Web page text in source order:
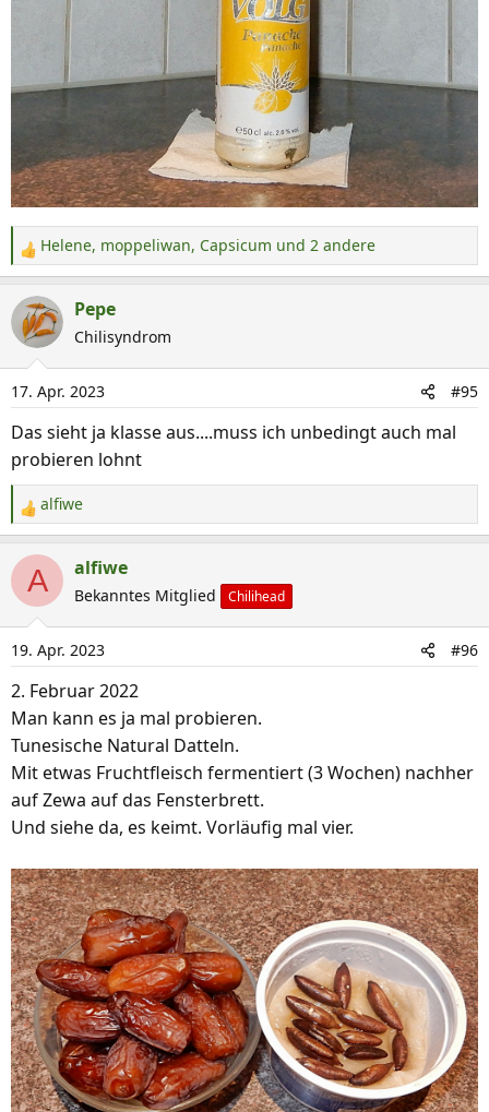
R
e
a
k
i
o
n
n
Helene, moppeliwan, Capsicum und 2 andere
Pepe
Chilisyndrom
17. Apr. 2023 #95
Das sieht ja klasse aus....muss ich unbedingt auch mal
probieren lohnt
R
e
a
i
o
n
e
n
:
alfiwe
A alfiwe
Bekanntes Mitglied Chilihead
19. Apr. 2023 #96
2. Februar 2022
Man kann es ja mal probieren.
Tunesische Natural Datteln.
Mit etwas Fruchtfleisch fermentiert (3 Wochen) nachher
auf Zewa auf das Fensterbrett.
Und siehe da, es keimt. Vorläufig mal vier.